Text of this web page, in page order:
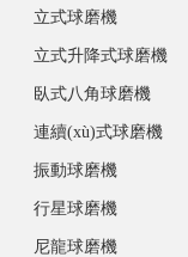
立式球磨機
立式升降式球磨機
臥式八角球磨機
連續(xù)式球磨機
振動球磨機
行星球磨機
尼龍球磨機